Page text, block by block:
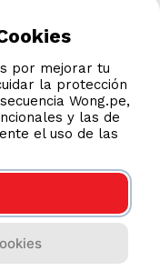
transacciones
por mejorar tu
la protección
Wong.pe,
y las de
el uso de las